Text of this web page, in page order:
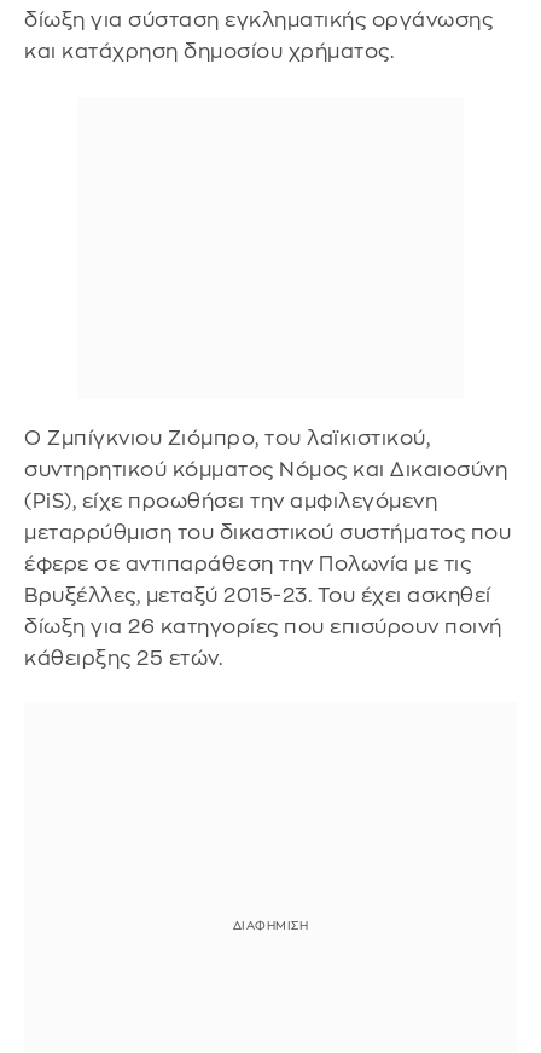
δίωξη για σύσταση εγκληματικής οργάνωσης
και κατάχρηση δημοσίου χρήματος.
Ο Ζμπίγκνιου Ζιόμπρο, του λαϊκιστικού,
συντηρητικού κόμματος Νόμος και Δικαιοσύνη
(PiS), είχε προωθήσει την αμφιλεγόμενη
μεταρρύθμιση του δικαστικού συστήματος που
έφερε σε αντιπαράθεση την Πολωνία με τις
Βρυξέλλες, μεταξύ 2015-23. Του έχει ασκηθεί
δίωξη για 26 κατηγορίες που επισύρουν ποινή
κάθειρξης 25 ετών.